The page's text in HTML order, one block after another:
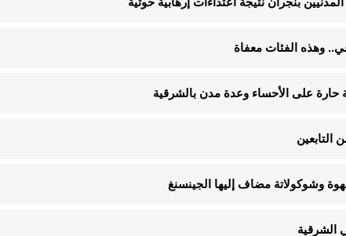
وشوكولاتة مضاف إليها الجينسنغ
الشرقية